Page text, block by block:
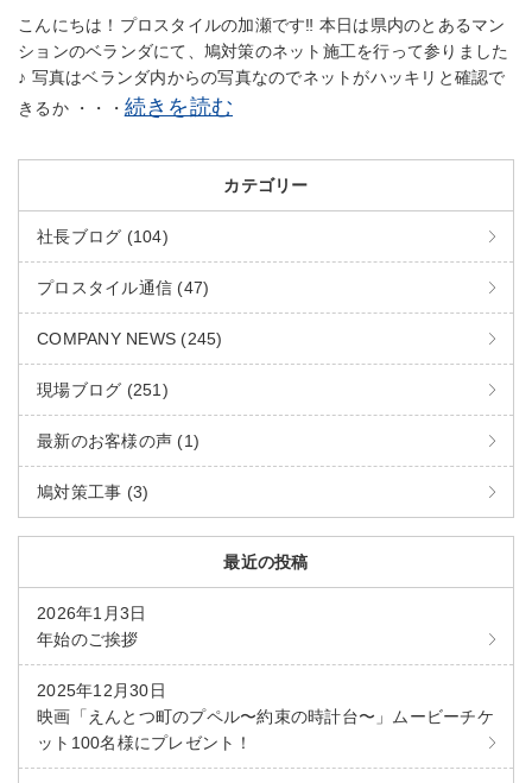
こんにちは！プロスタイルの加瀬です‼︎ 本日は県内のとあるマン
ションのベランダにて、鳩対策のネット施工を行って参りました
♪ 写真はベランダ内からの写真なのでネットがハッキリと確認で
きるか ・・・ 続きを読む
カテゴリー
社長ブログ (104)
プロスタイル通信 (47)
COMPANY NEWS (245)
現場ブログ (251)
最新のお客様の声 (1)
鳩対策工事 (3)
最近の投稿
2026年1月3日
年始のご挨拶
2025年12月30日
映画「えんとつ町のプペル〜約束の時計台〜」ムービーチケ
ット100名様にプレゼント！